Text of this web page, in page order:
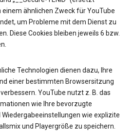
einem ähnlichen Zweck für YouTube
um Probleme mit dem Dienst zu
Diese Cookies bleiben jeweils 6 bzw.
Technologien dienen dazu, Ihre
einer bestimmten Browsersitzung
YouTube nutzt z. B. das
wie Ihre bevorzugte
wie explizite
und Playergröße zu speichern.